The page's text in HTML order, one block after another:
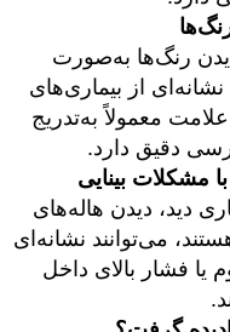
رنگ‌ها به‌صورت
از بیماری‌های
معمولاً به‌تدریج
دقیق دارد.
دید، دیدن هاله‌های
می‌توانند نشانه‌ای
فشار بالای داخل